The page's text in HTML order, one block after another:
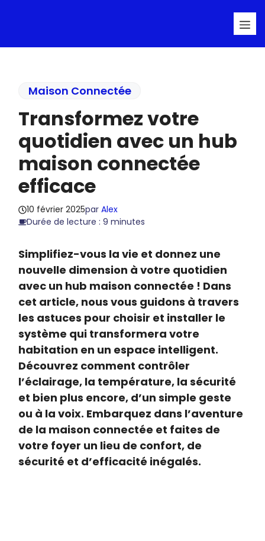
Maison Connectée
Transformez votre
quotidien avec un hub
maison connectée
efficace
10 février 2025parAlex
Durée de lecture : 9 minutes
Simplifiez-vous la vie et donnez une
nouvelle dimension à votre quotidien
avec un hub maison connectée ! Dans
cet article, nous vous guidons à travers
les astuces pour choisir et installer le
système qui transformera votre
habitation en un espace intelligent.
Découvrez comment contrôler
l’éclairage, la température, la sécurité
et bien plus encore, d’un simple geste
ou à la voix. Embarquez dans l’aventure
de la maison connectée et faites de
votre foyer un lieu de confort, de
sécurité et d’efficacité inégalés.